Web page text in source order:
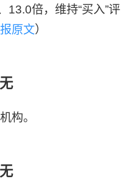
13.0倍，维持“买入”评
原文）
构。